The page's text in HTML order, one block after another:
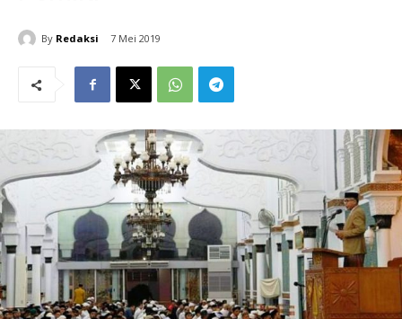
By Redaksi 7 Mei 2019